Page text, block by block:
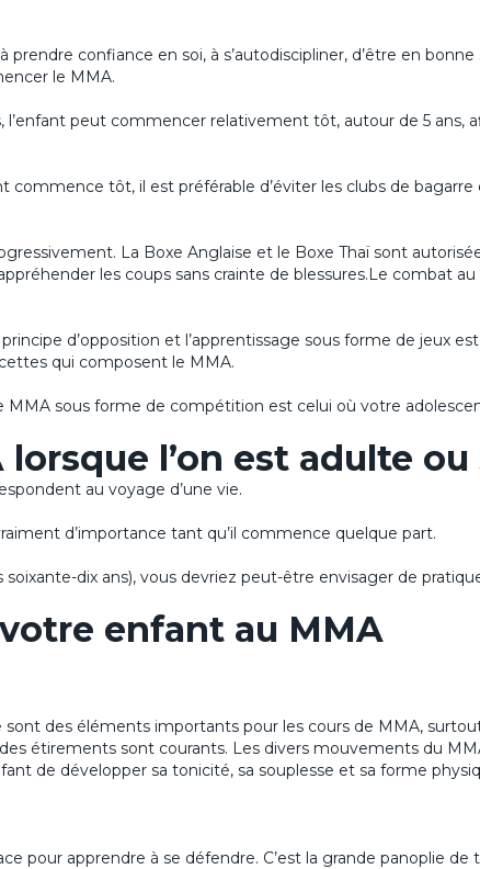
prendre confiance en soi, à s’autodiscipliner, d’être en
le MMA.
peut commencer relativement tôt, autour de 5 ans,
tôt, il est préférable d’éviter les clubs de
La Boxe Anglaise et le Boxe Thaï sont
les coups sans crainte de blessures.Le combat
d’opposition et l’apprentissage sous forme de jeux
qui composent le MMA.
sous forme de compétition est celui où votre
l’on est adulte
au voyage d’une vie.
d’importance tant qu’il commence quelque part.
soixante-dix ans), vous devriez peut-être envisager de
enfant au MMA
des éléments importants pour les cours de MMA, surtout
étirements sont courants. Les divers mouvements du
de développer sa tonicité, sa souplesse et sa forme
pour apprendre à se défendre. C’est la grande panoplie